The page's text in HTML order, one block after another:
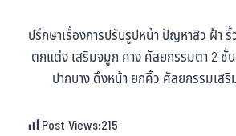
ปรึกษาเรื่องการปรับรูปหน้า ปัญหาสิว ฝ้า
ตกแต่ง เสริมจมูก คาง ศัลยกรรมตา 2 ชั้
ปากบาง ดึงหน้า ยกคิ้ว ศัลยกรรมเส
Post Views:215